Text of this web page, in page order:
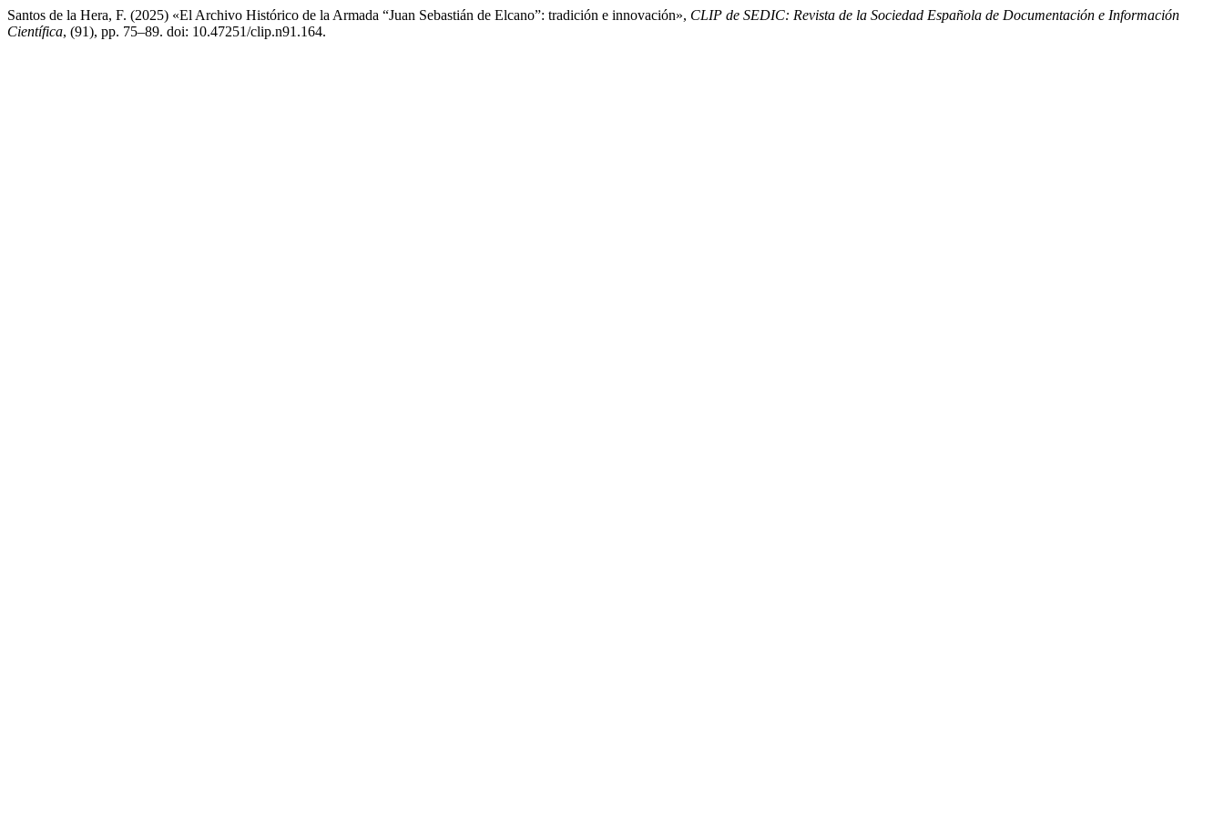
Santos de la Hera, F. (2025) «El Archivo Histórico de la Armada “Juan Sebastián de Elcano”: tradición e innovación», CLIP de SEDIC: Revista de la Sociedad Española de Documentación e Información
Científica, (91), pp. 75–89. doi: 10.47251/clip.n91.164.